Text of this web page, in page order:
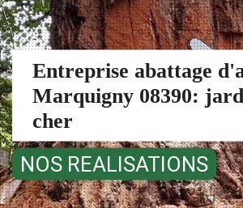
Entreprise abattage
Marquigny 08390:
cher
NOS REALISATIONS